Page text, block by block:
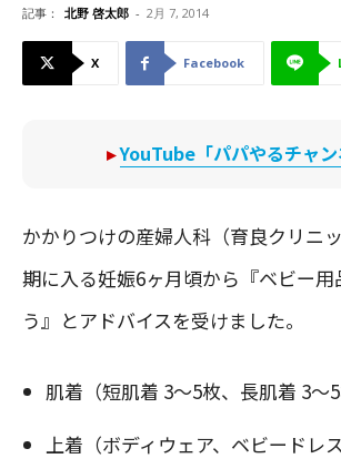
記事： 北野 啓太郎 - 2月 7, 2014
X Facebook
▸YouTube「パパやるチャン
かかりつけの産婦人科（育良クリニ
期に入る妊娠6ヶ月頃から『ベビー用
う』とアドバイスを受けました。
肌着（短肌着 3〜5枚、長肌着 3〜5
上着（ボディウェア、ベビードレ